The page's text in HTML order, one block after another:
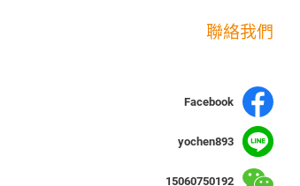
聯絡我們
Facebook
yochen893
15060750192